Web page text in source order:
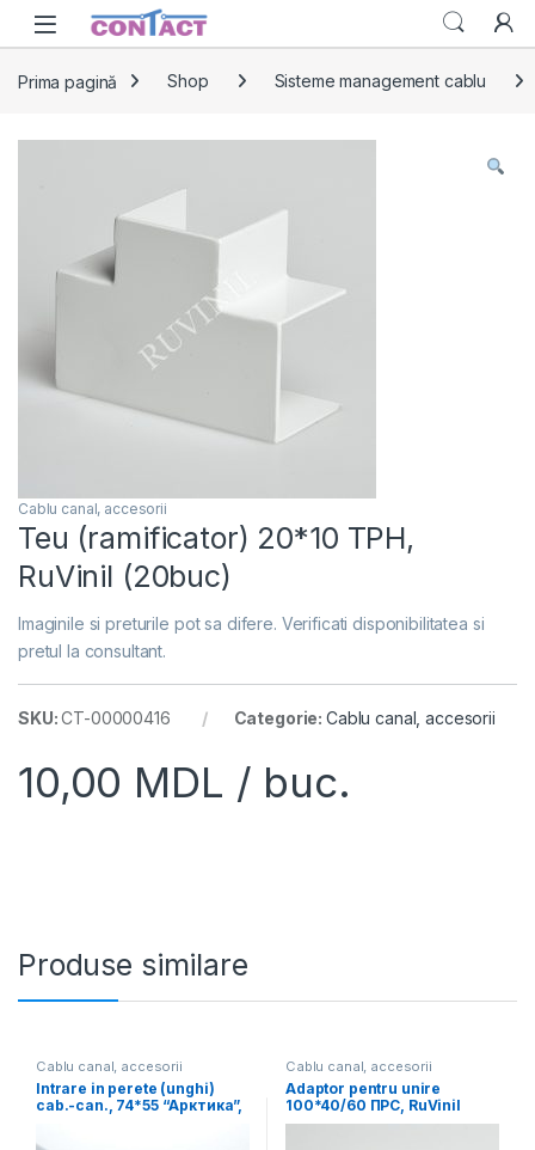
Skip to navigation
Skip to content
Prima pagină Shop Sisteme management cablu
Cablu canal, accesorii
Teu (ramificator) 20*10 ТРН,
RuVinil (20buc)
Imaginile si preturile pot sa difere. Verificati disponibilitatea si
pretul la consultant.
SKU:CT-00000416 Categorie: Cablu canal, accesorii
10,00 MDL / buc.
Produse similare
Cablu canal, accesorii
Intrare in perete (unghi)
cab.-can., 74*55 “Арктика”,
Cablu canal, accesorii
Adaptor pentru unire
100*40/60 ПРС, RuVinil
(4buc)